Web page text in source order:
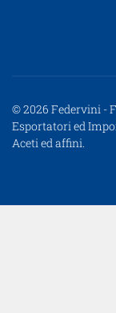
© 2026 Federvini -
Esportatori ed
Aceti ed affini.